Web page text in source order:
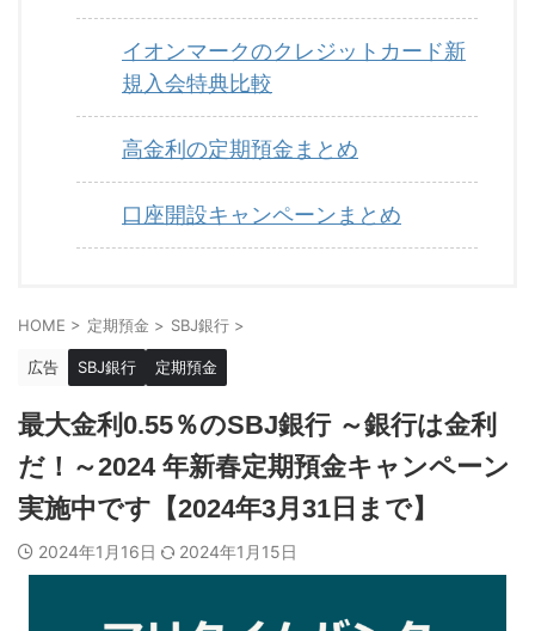
イオンマークのクレジットカード新
規入会特典比較
高金利の定期預金まとめ
口座開設キャンペーンまとめ
HOME > 定期預金 > SBJ銀行 >
広告 SBJ銀行 定期預金
最大金利0.55％のSBJ銀行 ～銀行は金利
だ！～2024 年新春定期預金キャンペーン
実施中です【2024年3月31日まで】
2024年1月16日 2024年1月15日